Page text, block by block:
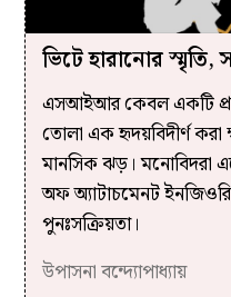
ভিটে হারানোর স্মৃতি,
এসআইআর কেবল একটি
তোলা এক হৃদয়বিদীর্ণ
মানসিক ঝড়। মনোবিদরা
অফ অ্যাটাচমেনট
পুনঃসক্রিয়তা।
উপাসনা বন্দ্যোপাধ্যায়